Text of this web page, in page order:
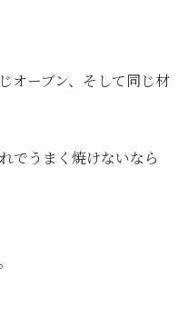
オーブン、そして同じ材
でうまく焼けないなら